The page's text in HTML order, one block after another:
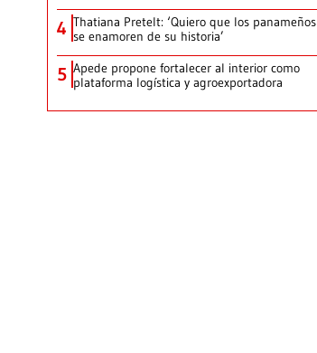
4 Thatiana Pretelt: ‘Quiero que los panameños
se enamoren de su historia’
5 Apede propone fortalecer al interior como
plataforma logística y agroexportadora